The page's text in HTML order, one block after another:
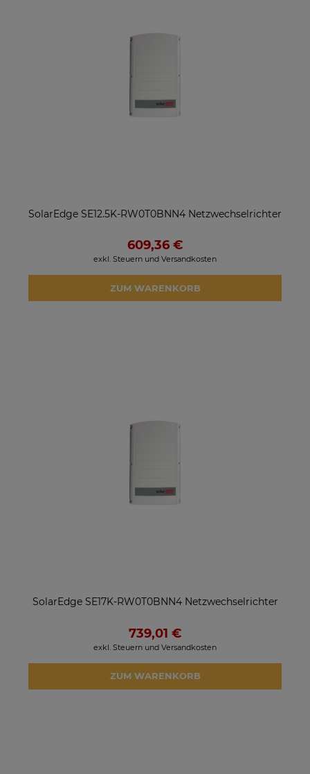
SolarEdge SE12.5K-RW0T0BNN4 Netzwechselrichter
609,36 €
exkl. Steuern und Versandkosten
ZUM WARENKORB
SolarEdge SE17K-RW0T0BNN4 Netzwechselrichter
739,01 €
exkl. Steuern und Versandkosten
ZUM WARENKORB